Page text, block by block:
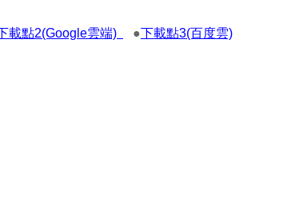
載點2(Google雲端) ●下載點3(百度雲)